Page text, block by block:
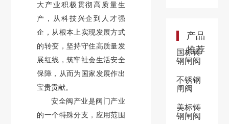
大产业积极贯彻高质量生
产，从科技兴企到人才强
企，从根本上实现发展方式
的转变，坚持守住高质量发
展红线，筑牢社会生活安全
保障，从而为国家发展作出
宝贵贡献。
安全阀产业是阀门产业
的一个特殊分支，应用范围
产品
推荐
国标铸
钢闸阀
不锈钢
闸阀
美标铸
钢闸阀